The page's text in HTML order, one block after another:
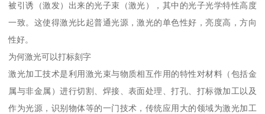
被引诱（激发）出来的光子束（激光），其中的光子光学特性高度
一致。这使得激光比起普通光源，激光的单色性好，亮度高，方向
性好。
为何激光可以打标刻字
激光加工技术是利用激光束与物质相互作用的特性对材料（包括金
属与非金属）进行切割、焊接、表面处理、打孔、打标微加工以及
作为光源，识别物体等的一门技术，传统应用大的领域为激光加工